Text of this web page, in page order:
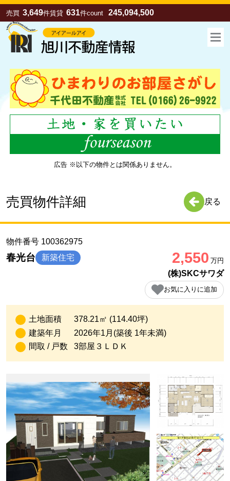
売買 3,649件賃貸 631件count 245,094,500
広告 ※以下の物件とは関係ありません。
売買物件詳細 戻る
物件番号 100362975
春光台 新築住宅 2,550 万円
(株)SKCサワダ
お気に入りに追加
土地面積
378.21㎡ (114.40坪)
建築年月
2026年1月(築後 1年未満)
間取 / 戸数
3部屋３ＬＤＫ